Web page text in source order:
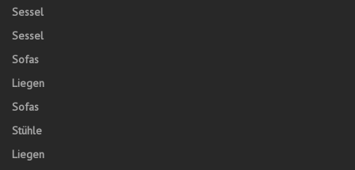
Sessel
Sessel
Sofas
Liegen
Sofas
Stühle
Liegen